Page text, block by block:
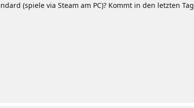
(spiele via Steam am PC)? Kommt in den letzten